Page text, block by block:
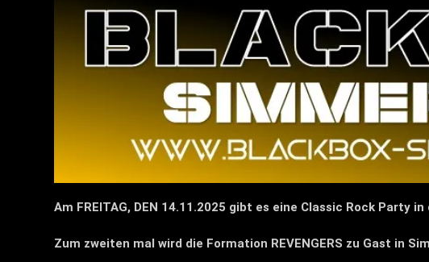
Am FREITAG, DEN 14.11.2025 gibt es eine Classic Rock Party
Zum zweiten mal wird die Formation REVENGERS zu Gast in